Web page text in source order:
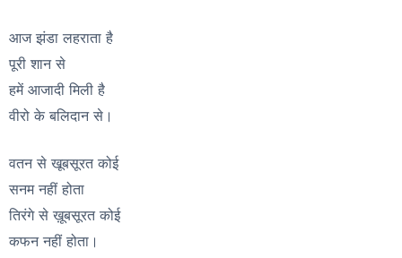
आज झंडा लहराता है
पूरी शान से
हमें आजादी मिली है
वीरो के बलिदान से।
वतन से खूबसूरत कोई
सनम नहीं होता
तिरंगे से ख़ूबसूरत कोई
कफन नहीं होता।